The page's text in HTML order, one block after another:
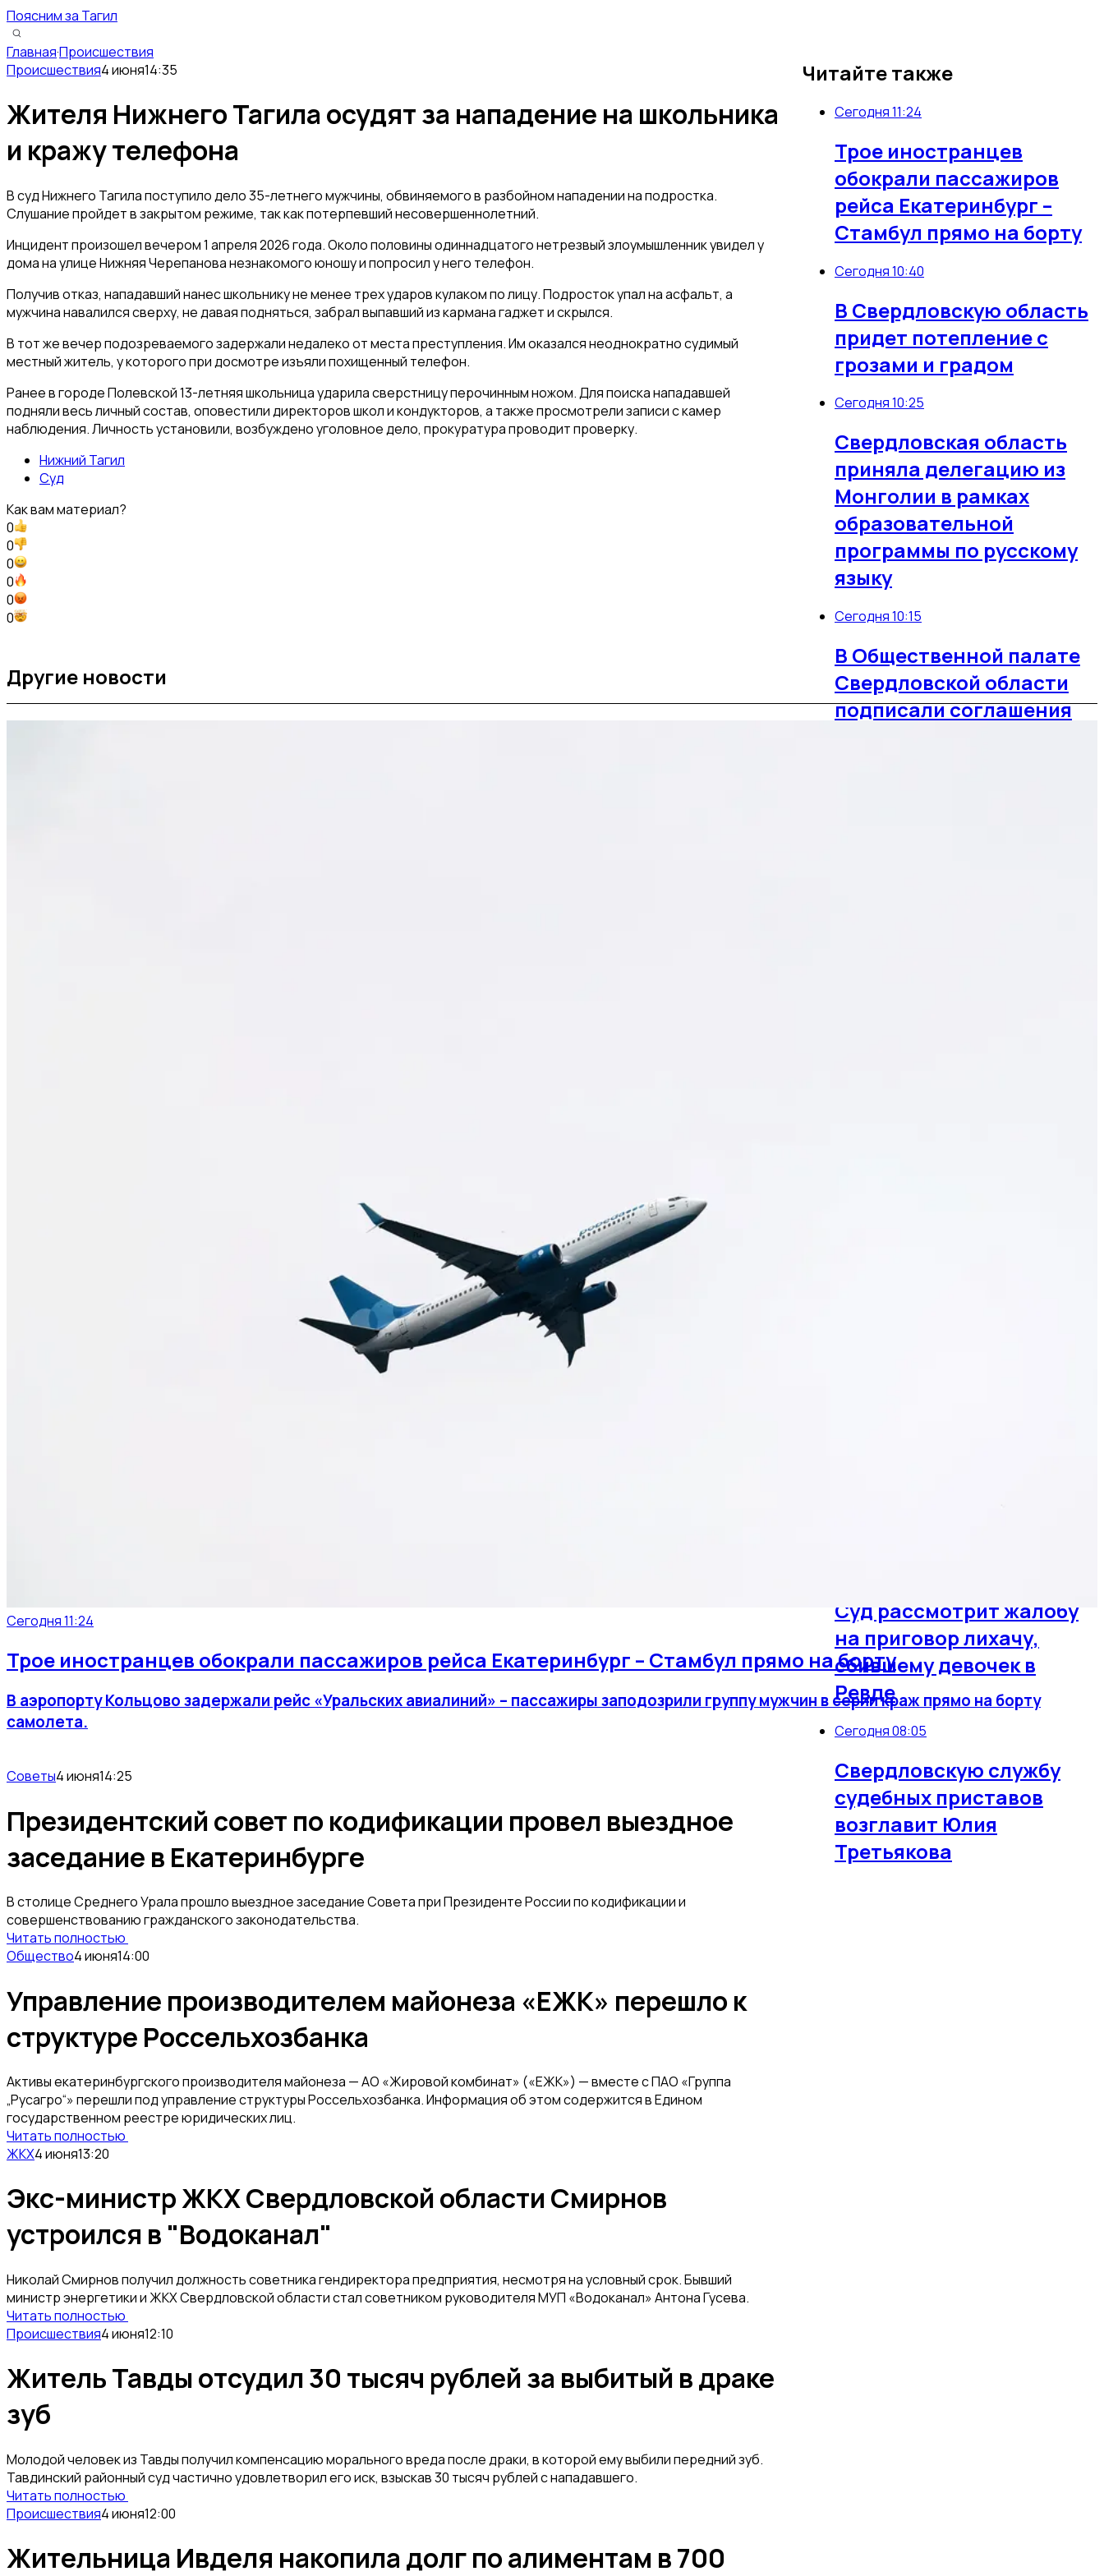
Поясним за Тагил
Главная·Происшествия
Происшествия4 июня14:35
Жителя Нижнего Тагила осудят за нападение на школьника
и кражу телефона
В суд Нижнего Тагила поступило дело 35-летнего мужчины, обвиняемого в разбойном нападении на подростка.
Слушание пройдет в закрытом режиме, так как потерпевший несовершеннолетний.
Инцидент произошел вечером 1 апреля 2026 года. Около половины одиннадцатого нетрезвый злоумышленник увидел у
дома на улице Нижняя Черепанова незнакомого юношу и попросил у него телефон.
Получив отказ, нападавший нанес школьнику не менее трех ударов кулаком по лицу. Подросток упал на асфальт, а
мужчина навалился сверху, не давая подняться, забрал выпавший из кармана гаджет и скрылся.
В тот же вечер подозреваемого задержали недалеко от места преступления. Им оказался неоднократно судимый
местный житель, у которого при досмотре изъяли похищенный телефон.
Ранее в городе Полевской 13-летняя школьница ударила сверстницу перочинным ножом. Для поиска нападавшей
подняли весь личный состав, оповестили директоров школ и кондукторов, а также просмотрели записи с камер
наблюдения. Личность установили, возбуждено уголовное дело, прокуратура проводит проверку.
Нижний Тагил
Суд
Как вам материал?
0
0
0
0
0
0
Читайте также
Сегодня 11:24
Трое иностранцев
обокрали пассажиров
рейса Екатеринбург –
Стамбул прямо на борту
Сегодня 10:40
В Свердловскую область
придет потепление с
грозами и градом
Сегодня 10:25
Свердловская область
приняла делегацию из
Монголии в рамках
образовательной
программы по русскому
языку
Сегодня 10:15
В Общественной палате
Свердловской области
подписали соглашения
обращений участников
Суд рассмотрит жалобу
на приговор лихачу,
сбившему девочек в
Ревде
Сегодня 08:05
Свердловскую службу
судебных приставов
возглавит Юлия
Третьякова
Другие новости
Сегодня 11:24
Трое иностранцев обокрали пассажиров рейса Екатеринбург – Стамбул прямо на борту
В аэропорту Кольцово задержали рейс «Уральских авиалиний» – пассажиры заподозрили группу мужчин в серии краж прямо на борту
самолета.
Советы4 июня14:25
Президентский совет по кодификации провел выездное
заседание в Екатеринбурге
В столице Среднего Урала прошло выездное заседание Совета при Президенте России по кодификации и
совершенствованию гражданского законодательства.
Читать полностью
Общество4 июня14:00
Управление производителем майонеза «ЕЖК» перешло к
структуре Россельхозбанка
Активы екатеринбургского производителя майонеза — АО «Жировой комбинат» («ЕЖК») — вместе с ПАО «Группа
„Русагро“» перешли под управление структуры Россельхозбанка. Информация об этом содержится в Едином
государственном реестре юридических лиц.
Читать полностью
ЖКХ4 июня13:20
Экс-министр ЖКХ Свердловской области Смирнов
устроился в "Водоканал"
Николай Смирнов получил должность советника гендиректора предприятия, несмотря на условный срок. Бывший
министр энергетики и ЖКХ Свердловской области стал советником руководителя МУП «Водоканал» Антона Гусева.
Читать полностью
Происшествия4 июня12:10
Житель Тавды отсудил 30 тысяч рублей за выбитый в драке
зуб
Молодой человек из Тавды получил компенсацию морального вреда после драки, в которой ему выбили передний зуб.
Тавдинский районный суд частично удовлетворил его иск, взыскав 30 тысяч рублей с нападавшего.
Читать полностью
Происшествия4 июня12:00
Жительница Ивделя накопила долг по алиментам в 700